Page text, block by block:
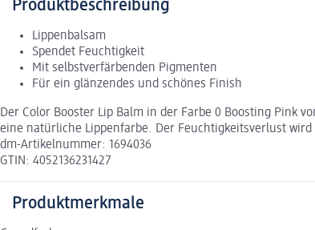
Produktbeschreibung
Lippenbalsam
Spendet Feuchtigkeit
Mit selbstverfärbenden Pigmenten
Für ein glänzendes und schönes Finish
Der Color Booster Lip Balm in der Farbe 0 Boosting Pink
eine natürliche Lippenfarbe. Der Feuchtigkeitsverlust
dm-Artikelnummer: 1694036
GTIN: 4052136231427
Produktmerkmale